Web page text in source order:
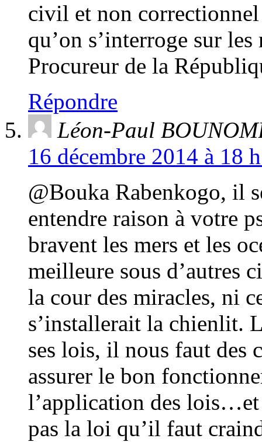
civil et non correctionnel
qu’on s’interroge sur
Procureur de la
Répondre
Léon-Paul
16 décembre 2014 à 18
@Bouka Rabenkogo, il
entendre raison à votre
bravent les mers et les
meilleure sous d’autres
la cour des miracles, ni
s’installerait la chienlit.
ses lois, il nous faut des
assurer le bon
l’application des lois…et
pas la loi qu’il faut